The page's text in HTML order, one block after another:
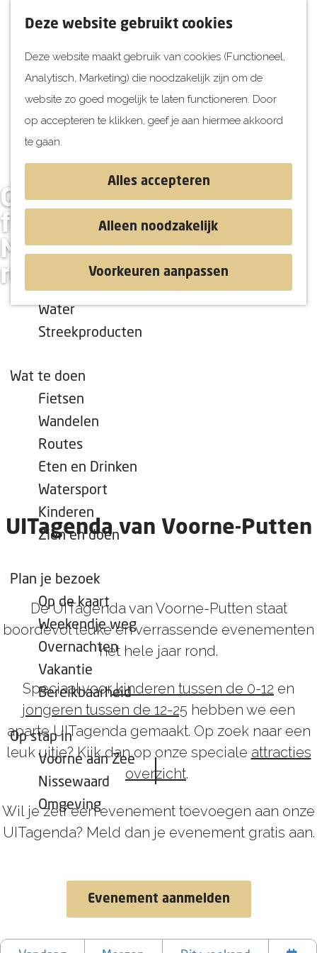
Deze website gebruikt cookies
Deze website maakt gebruik van cookies (Functioneel,
Analytisch, Marketing) die noodzakelijk zijn om de
website zo goed mogelijk te laten functioneren. Door
op accepteren te klikken, geef je aan hiermee akkoord
te gaan.
Alles accepteren
Alleen noodzakelijk
Voorkeuren aanpassen
r
e
o
m
a
F
o
t
e
n
K
e
UITagenda
Morgen
Dit weekend
Kinderen
Jongeren
Ontdekken
Blog & Tips
Stranden
Natuur
Water
Streekproducten
Wat te doen
Fietsen
Wandelen
Routes
Eten en Drinken
Watersport
Kinderen
Zien en doen
Plan je bezoek
Op de kaart
Weekendje weg
Overnachten
Vakantie
Bereikbaarheid
Op stap in
Voorne aan Zee
Nissewaard
Omgeving
Gisteren een
foodtruckfestival,
Morgen naar een
rondleiding?
UITagenda van Voorne-Putten
De UITagenda van Voorne-Putten staat
boordevol leuke en verrassende evenementen
het hele jaar rond.
Speciaal voorkinderen tussen de 0-12 en
jongeren tussen de 12-25 hebben we een
aparte UITagenda gemaakt. Op zoek naar een
leuk uitje? Kijk dan op onze speciale attracties
overzicht.
Wil je zelf een evenement toevoegen aan onze
UITagenda? Meld dan je evenement gratis aan.
Evenement aanmelden
a
ao